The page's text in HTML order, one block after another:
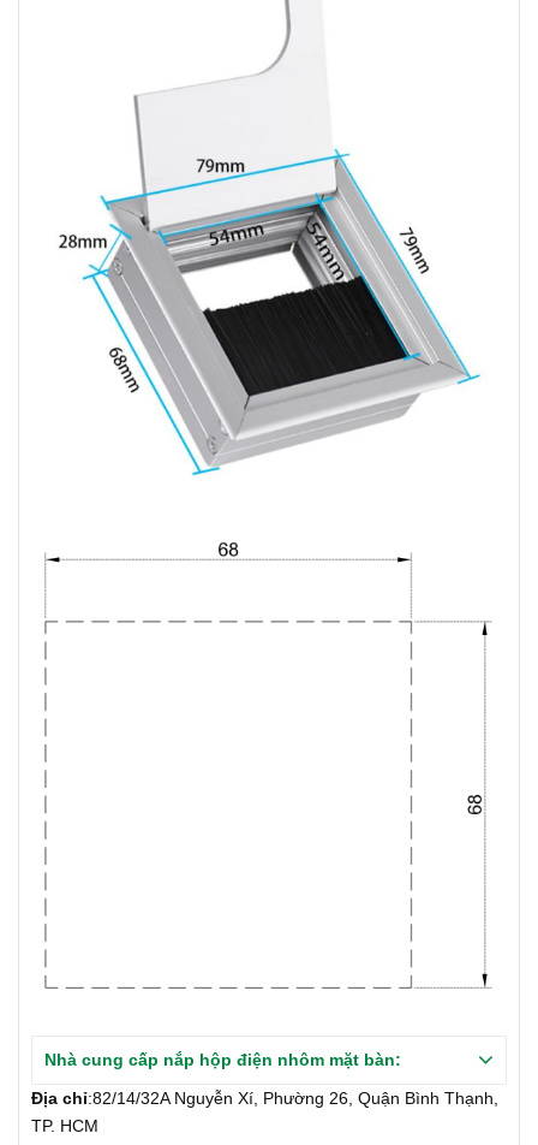
Nhà cung cấp nắp hộp điện nhôm mặt bàn:
Địa chỉ:82/14/32A Nguyễn Xí, Phường 26, Quận Bình Thạnh,
TP. HCM